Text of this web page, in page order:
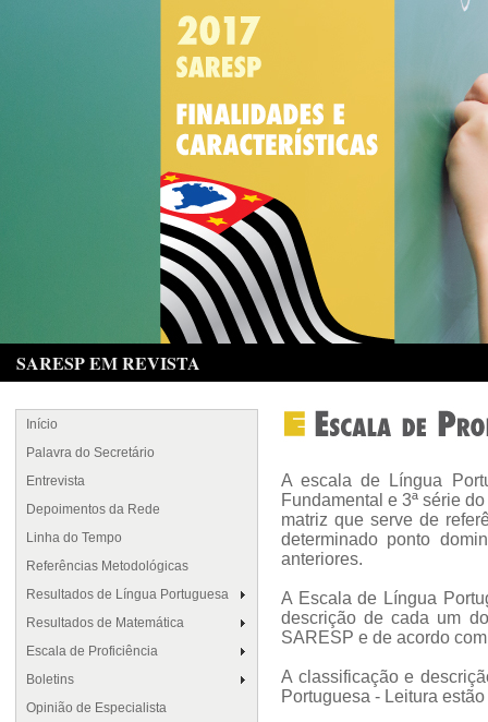
SARESP EM REVISTA
Início
Palavra do Secretário
Entrevista
Depoimentos da Rede
Linha do Tempo
Referências Metodológicas
Resultados de Língua Portuguesa
Resultados de Matemática
Escala de Proficiência
Boletins
Opinião de Especialista
A escala de Língua
Fundamental e 3ª série
matriz que serve de
determinado ponto
anteriores.
A Escala de Língua
descrição de cada um
SARESP e de acordo
A classificação e
Portuguesa - Leitura